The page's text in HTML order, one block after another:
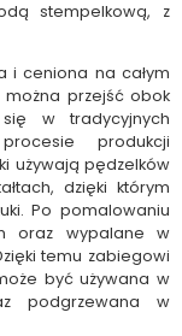
stempelkową, z
i ceniona na całym
przejść obok
w tradycyjnych
produkcji
używają pędzelków
dzięki którym
Po pomalowaniu
oraz wypalane w
temu zabiegowi
być używana w
podgrzewana w